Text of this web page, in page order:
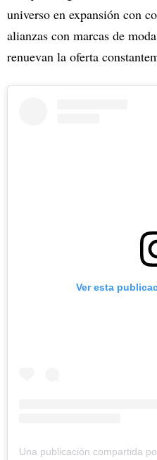
universo en expansión con
alianzas con marcas de
renuevan la oferta
Ver esta